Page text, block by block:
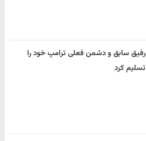
رفیق سابق و دشمن فعلی ترامپ خود را
تسلیم کرد